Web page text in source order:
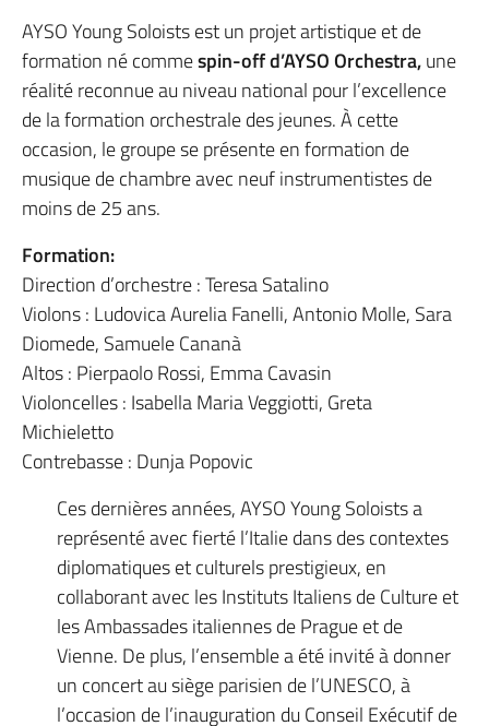
AYSO Young Soloists est un projet artistique et de
formation né commespin-off d’AYSO Orchestra,une
réalité reconnue au niveau national pour l’excellence
de la formation orchestrale des jeunes. À cette
occasion, le groupe se présente en formation de
musique de chambre avec neuf instrumentistes de
moins de 25 ans.
Formation:
Direction d’orchestre : Teresa Satalino
Violons : Ludovica Aurelia Fanelli, Antonio Molle, Sara
Diomede, Samuele Cananà
Altos : Pierpaolo Rossi, Emma Cavasin
Violoncelles : Isabella Maria Veggiotti, Greta
Michieletto
Contrebasse : Dunja Popovic
Ces dernières années, AYSO Young Soloists a
représenté avec fierté l’Italie dans des contextes
diplomatiques et culturels prestigieux, en
collaborant avec les Instituts Italiens de Culture et
les Ambassades italiennes de Prague et de
Vienne. De plus, l’ensemble a été invité à donner
un concert au siège parisien de l’UNESCO, à
l’occasion de l’inauguration du Conseil Exécutif de